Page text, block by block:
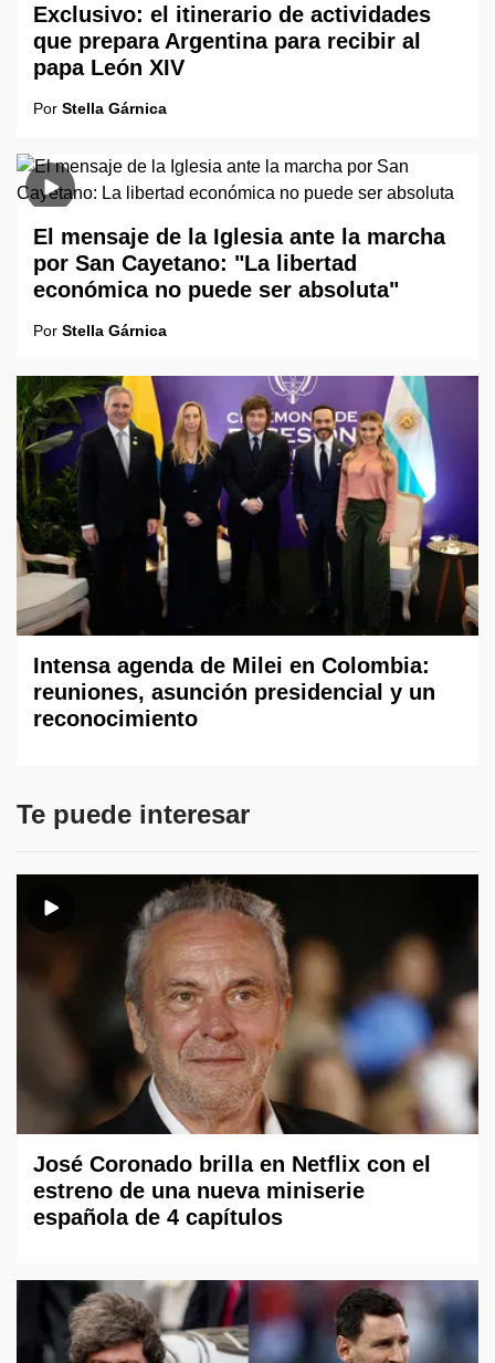
Exclusivo: el itinerario de actividades
que prepara Argentina para recibir al
papa León XIV
Por Stella Gárnica
El mensaje de la Iglesia ante la marcha
por San Cayetano: "La libertad
económica no puede ser absoluta"
Por Stella Gárnica
Intensa agenda de Milei en Colombia:
reuniones, asunción presidencial y un
reconocimiento
Te puede interesar
José Coronado brilla en Netflix con el
estreno de una nueva miniserie
española de 4 capítulos